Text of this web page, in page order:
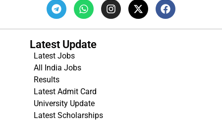
Latest Update
Latest Jobs
All India Jobs
Results
Latest Admit Card
University Update
Latest Scholarships